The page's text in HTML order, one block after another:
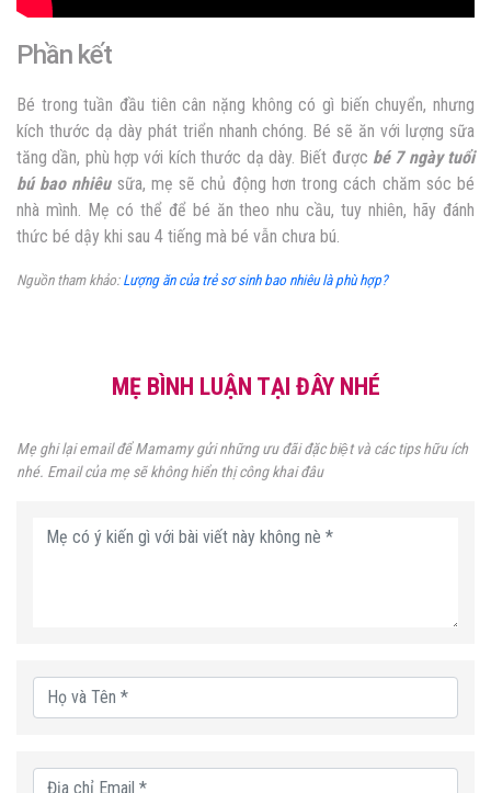
Phần kết
Bé trong tuần đầu tiên cân nặng không có gì biến chuyển, nhưng
kích thước dạ dày phát triển nhanh chóng. Bé sẽ ăn với lượng sữa
tăng dần, phù hợp với kích thước dạ dày. Biết được bé 7 ngày tuổi
bú bao nhiêusữa, mẹ sẽ chủ động hơn trong cách chăm sóc bé
nhà mình. Mẹ có thể để bé ăn theo nhu cầu, tuy nhiên, hãy đánh
thức bé dậy khi sau 4 tiếng mà bé vẫn chưa bú.
Nguồn tham khảo: Lượng ăn của trẻ sơ sinh bao nhiêu là phù hợp?
MẸ BÌNH LUẬN TẠI ĐÂY NHÉ
Mẹ ghi lại email để Mamamy gửi những ưu đãi đặc biệt và các tips hữu ích
nhé. Email của mẹ sẽ không hiển thị công khai đâu